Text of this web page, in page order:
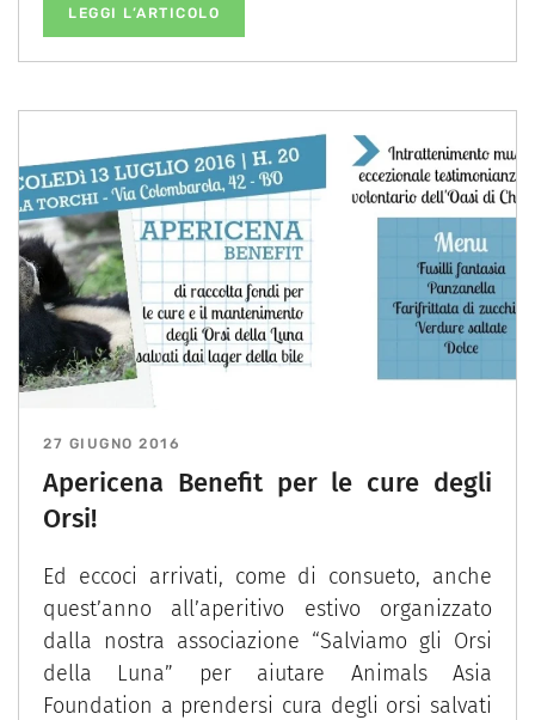
LEGGI L’ARTICOLO
27 GIUGNO 2016
Apericena Benefit per le cure degli
Orsi!
Ed eccoci arrivati, come di consueto, anche
quest’anno all’aperitivo estivo organizzato
dalla nostra associazione “Salviamo gli Orsi
della Luna” per aiutare Animals Asia
Foundation a prendersi cura degli orsi salvati